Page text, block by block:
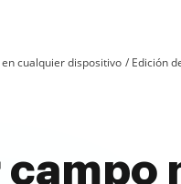
en cualquier dispositivo Edición
campo